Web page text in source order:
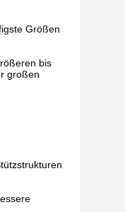
Größen
bis
großen